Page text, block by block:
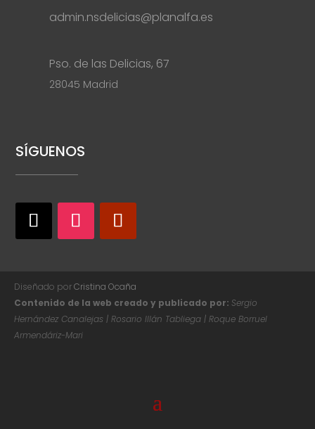
admin.nsdelicias@planalfa.es
Pso. de las Delicias, 67
28045 Madrid
SÍGUENOS
Diseñado porCristina Ocaña
Contenido de la web creado y publicado por: Sergio
Hernández Canalejas | Rosario Illán Tabliega | Roque Borruel
Armendáriz-Mari